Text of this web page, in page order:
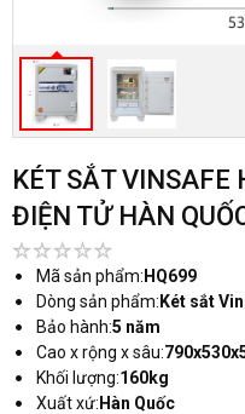
KÉT SẮT VINSAFE
ĐIỆN TỬ HÀN
Mã sản phẩm: HQ699
Dòng sản phẩm: Két sắt
Bảo hành:5 năm
Cao x rộng x sâu:
Khối lượng:160kg
Xuất xứ: Hàn Quốc